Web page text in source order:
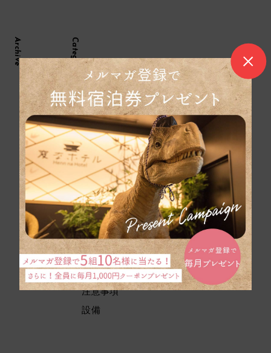
Archive 2026年7月
2026年6月
2026年5月
2026年4月
▼
Category アクセス
イベント
おすすめプラン
お知らせ
お知らせ
サービス
レストラン
周辺情報
客室
新プラン
施設
期間限定
注意事項
設備